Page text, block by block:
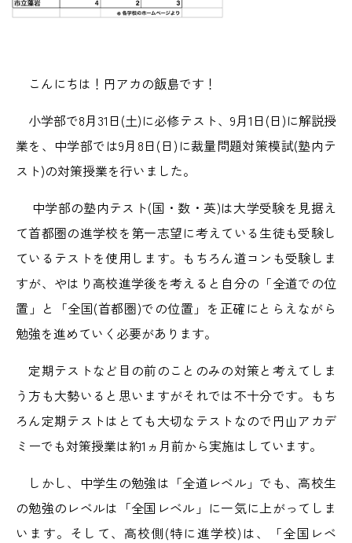
こんにちは！円アカの飯島です！
小学部で8月31日(土)に必修テスト、9月1日(日)に解説授
業を、中学部では9月8日(日)に裁量問題対策模試(塾内テ
スト)の対策授業を行いました。
中学部の塾内テスト(国・数・英)は大学受験を見据え
て首都圏の進学校を第一志望に考えている生徒も受験し
ているテストを使用します。もちろん道コンも受験しま
すが、やはり高校進学後を考えると自分の「全道での位
置」と「全国(首都圏)での位置」を正確にとらえながら
勉強を進めていく必要があります。
定期テストなど目の前のことのみの対策と考えてしま
う方も大勢いると思いますがそれでは不十分です。もち
ろん定期テストはとても大切なテストなので円山アカデ
ミーでも対策授業は約1ヵ月前から実施はしています。
しかし、中学生の勉強は「全道レベル」でも、高校生
の勉強のレベルは「全国レベル」に一気に上がってしま
います。そして、高校側(特に進学校)は、「全国レベ